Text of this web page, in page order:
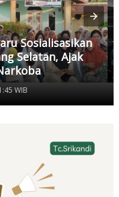
Sosialisasikan
Selatan, Ajak
WIB